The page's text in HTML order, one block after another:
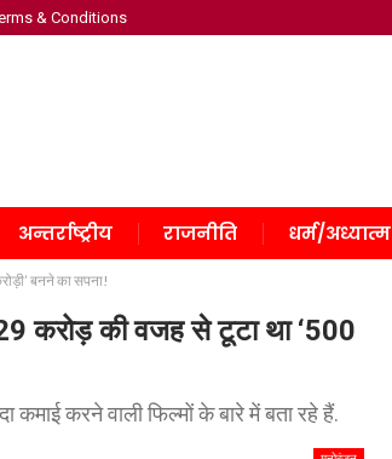
& Conditions
अन्तर्राष्ट्रीय राजनीति धर्म/अध्यात्म
बनने का सपना!
करोड़ की वजह से टूटा था ‘500
करने वाली फिल्मों के बारे में बता रहे हैं.